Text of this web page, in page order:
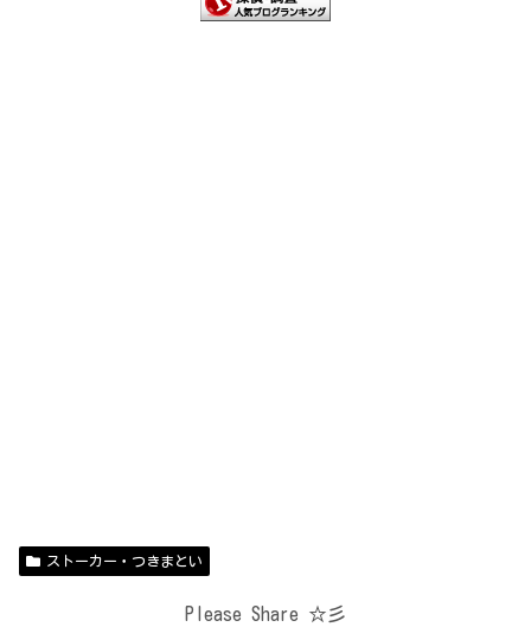
ストーカー・つきまとい
Please Share ☆彡